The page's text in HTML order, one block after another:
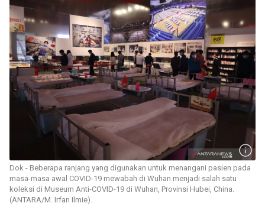
Dok - Beberapa ranjang yang digunakan untuk menangani pasien pada
masa-masa awal COVID-19 mewabah di Wuhan menjadi salah satu
koleksi di Museum Anti-COVID-19 di Wuhan, Provinsi Hubei, China.
(ANTARA/M. Irfan Ilmie).